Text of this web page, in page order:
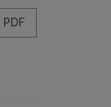
PDF